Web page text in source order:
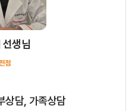
선생님
점
상담, 가족상담